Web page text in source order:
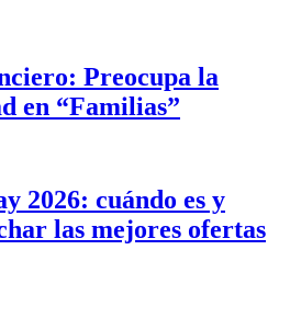
Preocupa la
en “Familias”
2026: cuándo es y
las mejores ofertas